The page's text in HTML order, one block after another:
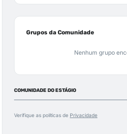
Grupos da Comunidade
Nenhum grupo
COMUNIDADE DO ESTÁGIO
Verifique as políticas de Privacidade